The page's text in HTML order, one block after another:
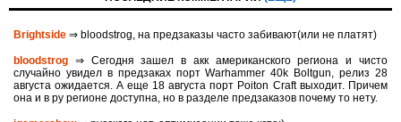
Brightside ⇒ bloodstrog, на предзаказы часто забивают(или не платят)
bloodstrog ⇒ Сегодня зашел в акк американского региона и чисто
случайно увидел в предзаках порт Warhammer 40k Boltgun, релиз 28
августа ожидается. A eще 18 августа порт Poiton Сraft выходит. Причем
она и в ру регионе доступна, но в разделе предзаказов почему то нету.